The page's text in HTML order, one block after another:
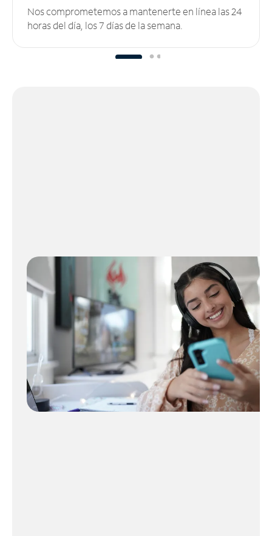
Nos comprometemos a mantenerte en línea las 24
horas del día, los 7 días de la semana.